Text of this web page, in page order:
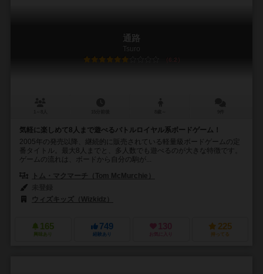
通路
Tsuro
6.2
気軽に楽しめて8人まで遊べるバトルロイヤル系ボードゲーム！
2005年の発売以降、継続的に販売されている軽量級ボードゲームの定
番タイトル。最大8人までと、多人数でも遊べるのが大きな特徴です。
ゲームの流れは、ボードから自分の駒が...
トム・マクマーチ（Tom McMurchie）
ウィズキッズ（Wizkidz）
165
興味あり
749
経験あり
130
お気に入り
225
持ってる